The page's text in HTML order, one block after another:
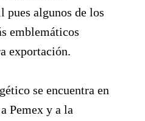
algunos de los
emblemáticos
exportación.
se encuentra en
Pemex y a la